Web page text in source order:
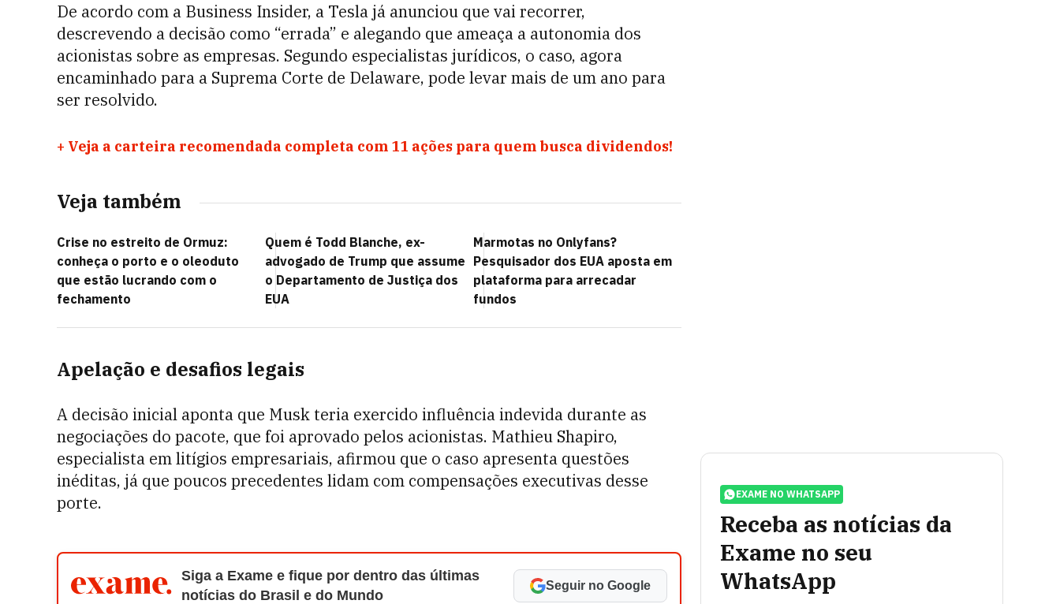
De acordo com a Business Insider, a Tesla já anunciou que vai recorrer,
descrevendo a decisão como “errada” e alegando que ameaça a autonomia dos
acionistas sobre as empresas. Segundo especialistas jurídicos, o caso, agora
encaminhado para a Suprema Corte de Delaware, pode levar mais de um ano para
ser resolvido.
+ Veja a carteira recomendada completa com 11 ações para quem busca dividendos!
Veja também
Crise no estreito de Ormuz:
conheça o porto e o oleoduto
que estão lucrando com o
fechamento
Quem é Todd Blanche, ex-
advogado de Trump que assume
o Departamento de Justiça dos
EUA
Marmotas no Onlyfans?
Pesquisador dos EUA aposta em
plataforma para arrecadar
fundos
Apelação e desafios legais
A decisão inicial aponta que Musk teria exercido influência indevida durante as
negociações do pacote, que foi aprovado pelos acionistas. Mathieu Shapiro,
especialista em litígios empresariais, afirmou que o caso apresenta questões
inéditas, já que poucos precedentes lidam com compensações executivas desse
porte.
Siga a Exame e fique por dentro das últimas
notícias do Brasil e do Mundo
Seguir no Google
EXAME NO WHATSAPP
Receba as notícias da
Exame no seu
WhatsApp